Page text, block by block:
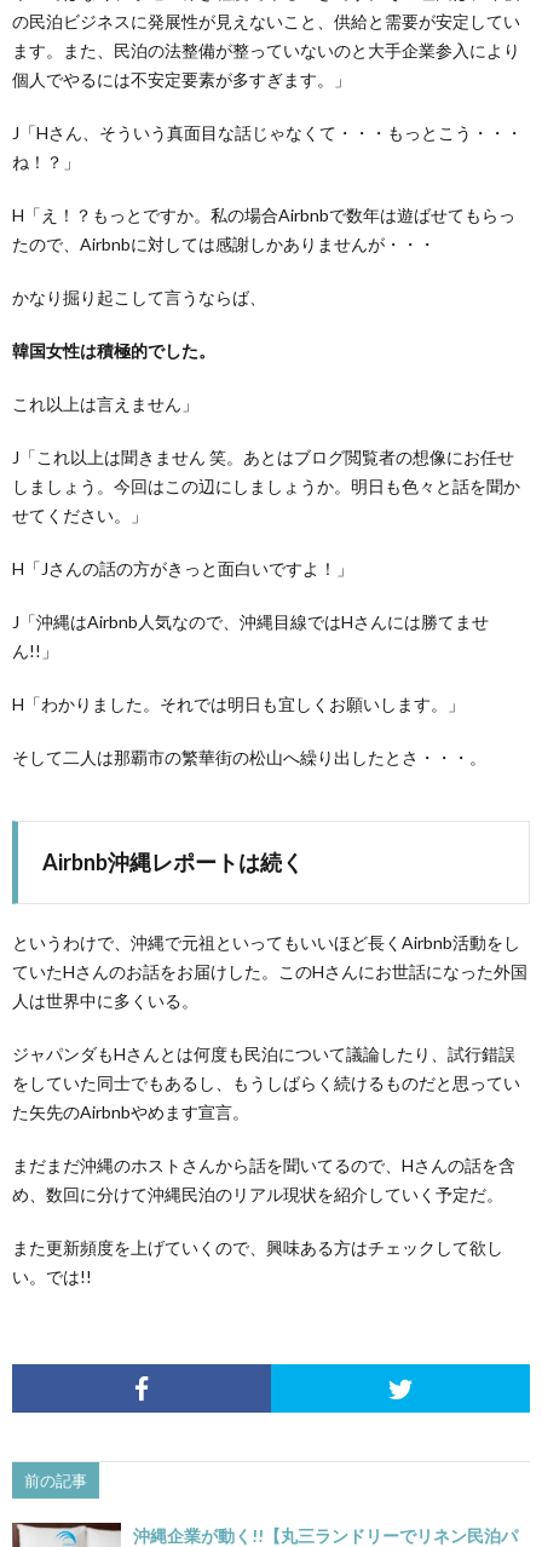
の民泊ビジネスに発展性が見えないこと、供給と需要が安定してい
ます。また、民泊の法整備が整っていないのと大手企業参入により
個人でやるには不安定要素が多すぎます。」
J「Hさん、そういう真面目な話じゃなくて・・・もっとこう・・・
ね！？」
H「え！？もっとですか。私の場合Airbnbで数年は遊ばせてもらっ
たので、Airbnbに対しては感謝しかありませんが・・・
かなり掘り起こして言うならば、
韓国女性は積極的でした。
これ以上は言えません」
J「これ以上は聞きません 笑。あとはブログ閲覧者の想像にお任せ
しましょう。今回はこの辺にしましょうか。明日も色々と話を聞か
せてください。」
H「Jさんの話の方がきっと面白いですよ！」
J「沖縄はAirbnb人気なので、沖縄目線ではHさんには勝てませ
ん!!」
H「わかりました。それでは明日も宜しくお願いします。」
そして二人は那覇市の繁華街の松山へ繰り出したとさ・・・。
Airbnb沖縄レポートは続く
というわけで、沖縄で元祖といってもいいほど長くAirbnb活動をし
ていたHさんのお話をお届けした。このHさんにお世話になった外国
人は世界中に多くいる。
ジャパンダもHさんとは何度も民泊について議論したり、試行錯誤
をしていた同士でもあるし、もうしばらく続けるものだと思ってい
た矢先のAirbnbやめます宣言。
まだまだ沖縄のホストさんから話を聞いてるので、Hさんの話を含
め、数回に分けて沖縄民泊のリアル現状を紹介していく予定だ。
また更新頻度を上げていくので、興味ある方はチェックして欲し
い。では!!
前の記事
沖縄企業が動く!!【丸三ランドリーでリネン民泊パ